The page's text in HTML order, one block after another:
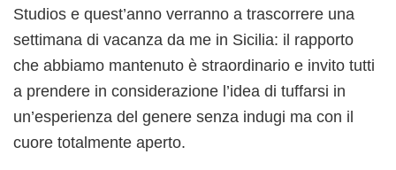
Studios e quest’anno verranno a trascorrere una
settimana di vacanza da me in Sicilia: il rapporto
che abbiamo mantenuto è straordinario e invito tutti
a prendere in considerazione l’idea di tuffarsi in
un’esperienza del genere senza indugi ma con il
cuore totalmente aperto.